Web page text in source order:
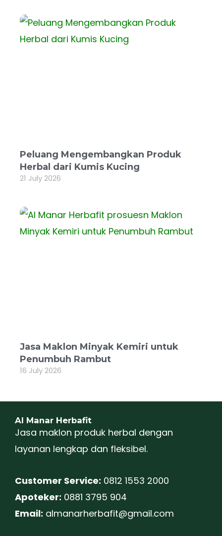
Peluang Mengembangkan Produk
Herbal dari Kumis Kucing
21 July 2026
Jasa Maklon Minyak Kemiri untuk
Penumbuh Rambut
16 July 2026
Al Manar Herbafit
Jasa maklon produk herbal dengan
layanan lengkap dan fleksibel.
Customer Service: 0812 1553 2000
Apoteker: 0881 3795 904
Email: almanarherbafit@gmail.com